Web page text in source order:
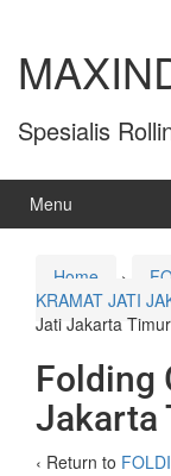
Spesialis
Menu
Home ›
KRAMAT JATI
Jati Jakarta Timur
Folding
Jakarta
‹ Return to